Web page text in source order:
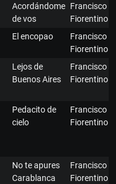
Acordándome
de vos
Francisco
Fiorentino
El encopao
Francisco
Fiorentino
Lejos de
Buenos Aires
Francisco
Fiorentino
Pedacito de
cielo
Francisco
Fiorentino
No te apures
Carablanca
Francisco
Fiorentino